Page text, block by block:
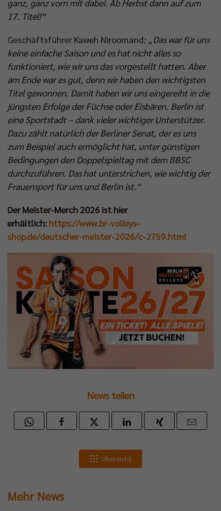
ganz, ganz vorn mit dabei. Ab Herbst dann auf zum
17. Titel!“
Geschäftsführer Kaweh Niroomand: „Das war für uns
keine einfache Saison und es hat nicht alles so
funktioniert, wie wir uns das vorgestellt hatten. Aber
am Ende war es gut, denn wir haben den wichtigsten
Titel gewonnen. Damit haben wir uns eingereiht in die
jüngsten Erfolge der Füchse oder Eisbären. Berlin ist
eine Sportstadt – dank vieler wichtiger Unterstützer.
Dazu zählt natürlich der Berliner Senat, der es uns
zum Beispiel auch ermöglicht hat, unter günstigen
Bedingungen den Doppelspieltag mit dem BBSC
durchzuführen. Das hat unterstrichen, wie wichtig der
Frauensport für uns und Berlin ist.“
Der Meister-Merch 2026 ist hier
erhältlich: https://www.br-volleys-
shop.de/deutscher-meister-2026/c-2759.html
News teilen
Übersicht
Mehr News